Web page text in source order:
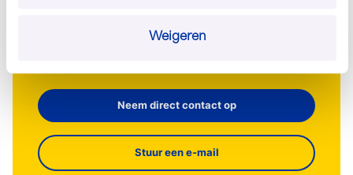
Weigeren
Neem direct contact op
Stuur een e-mail